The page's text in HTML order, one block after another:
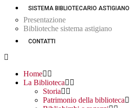
SISTEMA BIBLIOTECARIO ASTIGIANO
Presentazione
Biblioteche sistema astigiano
CONTATTI
Home
La Biblioteca
Storia
Patrimonio della biblioteca